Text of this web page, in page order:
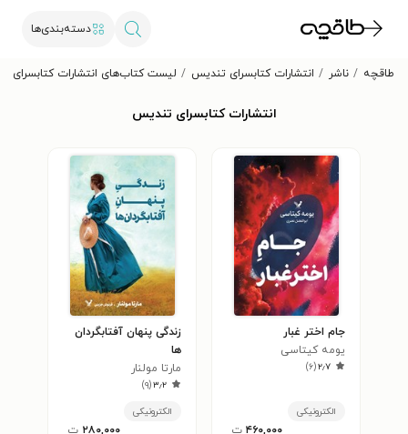
دسته‌بندی‌ها
طاقچه ناشر انتشارات کتابسرای تندیس لیست کتاب‌های انتشارات کتابسرای
انتشارات کتابسرای تندیس
جام اختر غبار
یومه کیتاسی
۲٫۷(۶)
الکترونیکی
۴۶۰,۰۰۰ ت
زندگی پنهان آفتابگردان
ها
مارتا مولنار
۳٫۲(۹)
الکترونیکی
۲۸۰,۰۰۰ ت